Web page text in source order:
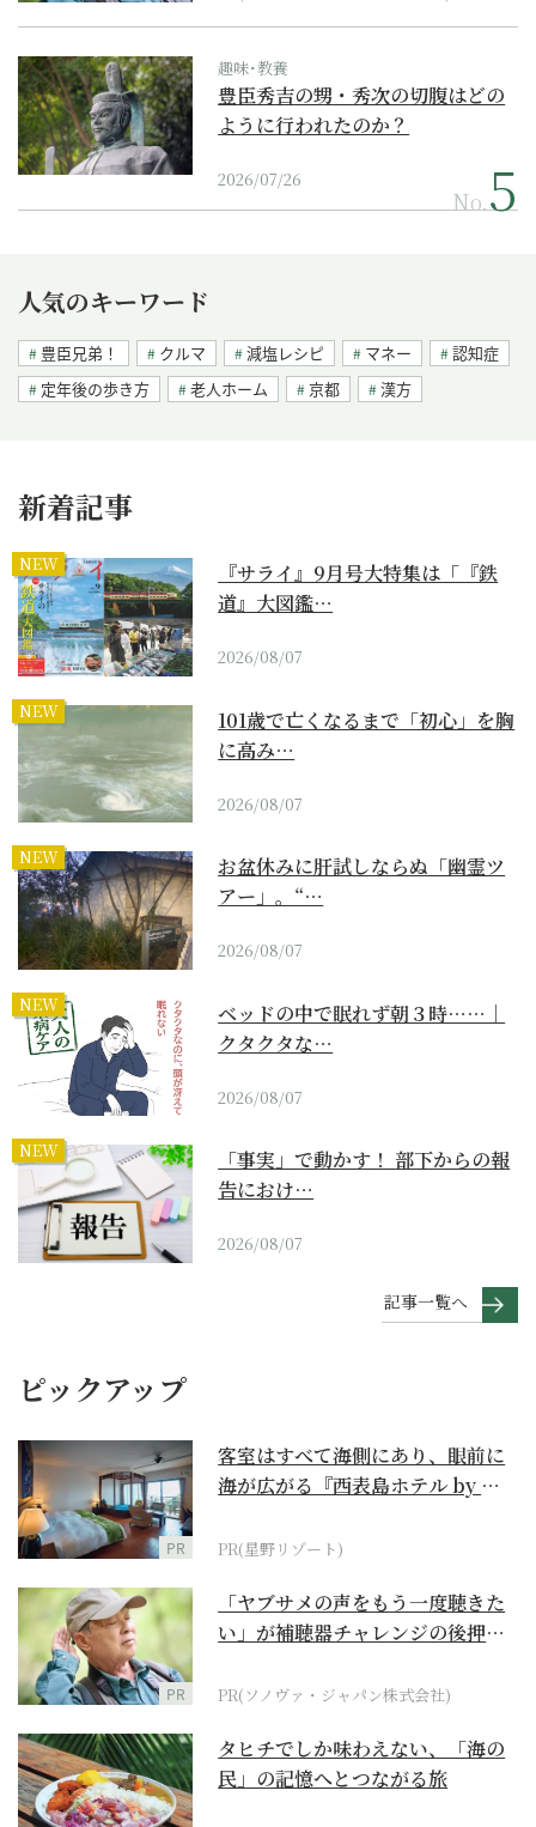
趣味･教養
豊臣秀吉の甥・秀次の切腹はどの
ように行われたのか？
2026/07/26
No.
人気のキーワード
豊臣兄弟！ クルマ 減塩レシピ マネー
認知症
定年後の歩き方
老人ホーム 京都 漢方
新着記事
NEW
『サライ』9月号大特集は「『鉄
道』大図鑑…
2026/08/07
NEW
101歳で亡くなるまで「初心」を胸
に高み…
2026/08/07
NEW
お盆休みに肝試しならぬ「幽霊ツ
アー」。“…
2026/08/07
NEW
ベッドの中で眠れず朝３時……｜
クタクタな…
2026/08/07
NEW
「事実」で動かす！ 部下からの報
告におけ…
2026/08/07
記事一覧へ
ピックアップ
PR
客室はすべて海側にあり、眼前に
海が広がる『西表島ホテル by 星
PR(星野リゾート)
PR
「ヤブサメの声をもう一度聴きた
い」が補聴器チャレンジの後押し
PR(ソノヴァ・ジャパン株式会社)
タヒチでしか味わえない、「海の
民」の記憶へとつながる旅